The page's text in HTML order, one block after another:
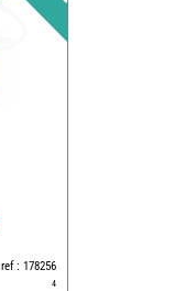
ref : 178256
4